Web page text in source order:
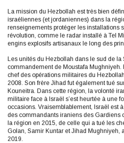
La mission du Hezbollah est très bien
israéliennes (et jordaniennes) dans la
renseignements protéger les installations
révolution, comme le radar installé à Tel
engins explosifs artisanaux le long des
Les unités du Hezbollah dans le sud de la
commandement de Moustafa Mughniyeh.
chef des opérations militaires du
2008. Son frère Jihad fut également tué
Kouneitra. Dans cette région, la volonté
militaire face à Israël s’est heurtée à une
occasions. Vraisemblablement, Israël est
des commandants iraniens des Gardiens
la région en 2015, de celle qui a tué les
Golan, Samir Kuntar et Jihad Mughniyeh,
2019.